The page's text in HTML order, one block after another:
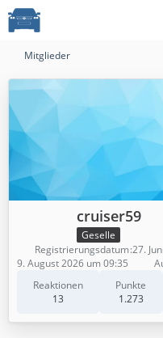
Mitglieder
cruiser59
Geselle
Reaktionen
13
Punkte
1.273
Registrierungsdatum 27.
9. August 2026 um 09:35